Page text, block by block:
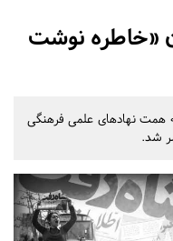
«خاطره نوشت
همت نهادهای علمی فرهنگی
شد.